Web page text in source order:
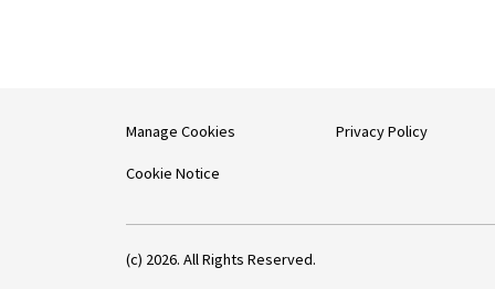
Manage Cookies
Cookie Notice
Privacy Policy
(c) 2026. All Rights Reserved.